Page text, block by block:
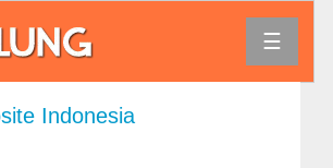
☰
Indonesia